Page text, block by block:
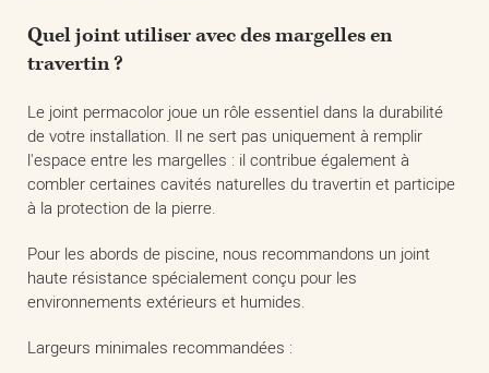
Quel joint utiliser avec des margelles en
travertin ?
Le joint permacolor joue un rôle essentiel dans la durabilité
de votre installation. Il ne sert pas uniquement à remplir
l'espace entre les margelles : il contribue également à
combler certaines cavités naturelles du travertin et participe
à la protection de la pierre.
Pour les abords de piscine, nous recommandons un joint
haute résistance spécialement conçu pour les
environnements extérieurs et humides.
Largeurs minimales recommandées :